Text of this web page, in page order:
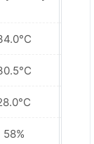
58%